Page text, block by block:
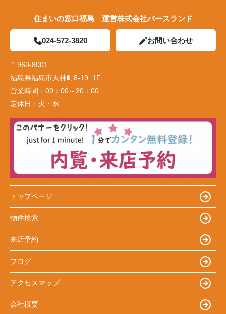
住まいの窓口福島 運営株式会社バースランド
024-572-3820 お問い合わせ
〒960-8001
福島県福島市天神町8-19 1F
営業時間： 09：00～20：00
定休日： 火・水
トップページ
物件検索
来店予約
ブログ
アクセスマップ
会社概要